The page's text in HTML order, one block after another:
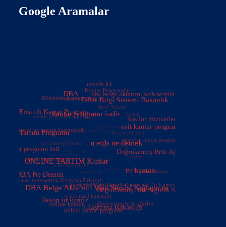
Google Aramalar